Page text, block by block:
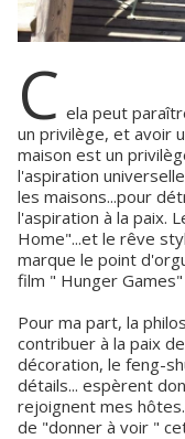
C ela peut
un privilège, et avoir
maison est un
l'aspiration
les maisons...pour
l'aspiration à la paix.
Home"...et le rêve
marque le point
film " Hunger
Pour ma part, la
contribuer à la paix
décoration, le feng-
détails... espèrent
rejoignent mes
de "donner à voir "